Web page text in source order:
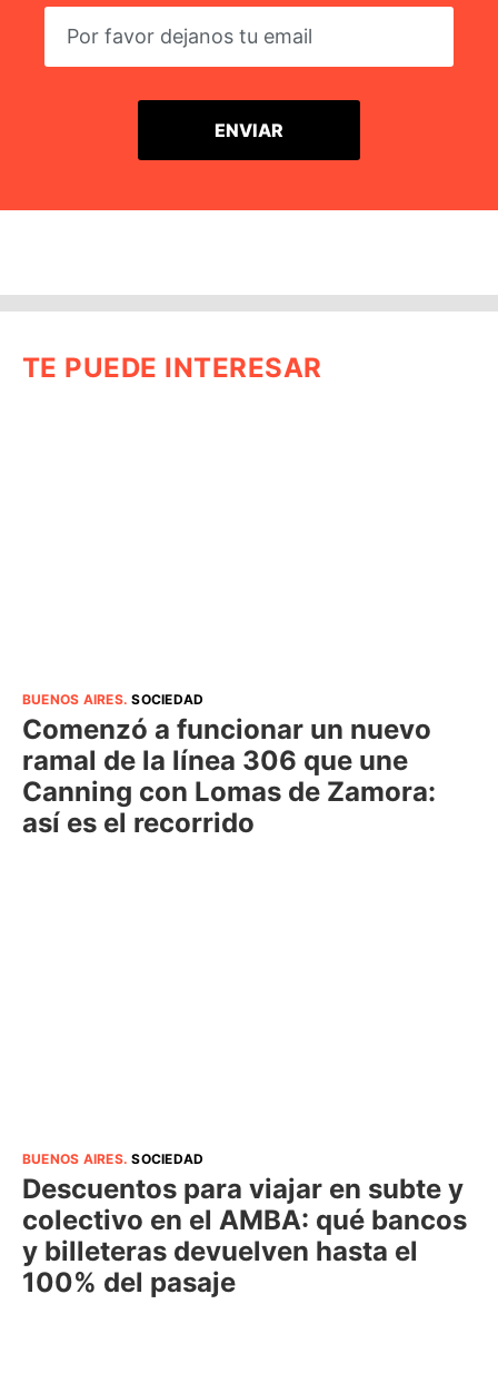
TE PUEDE INTERESAR
BUENOS AIRES.SOCIEDAD
Comenzó a funcionar un nuevo
ramal de la línea 306 que une
Canning con Lomas de Zamora:
así es el recorrido
BUENOS AIRES.SOCIEDAD
Descuentos para viajar en subte y
colectivo en el AMBA: qué bancos
y billeteras devuelven hasta el
100% del pasaje